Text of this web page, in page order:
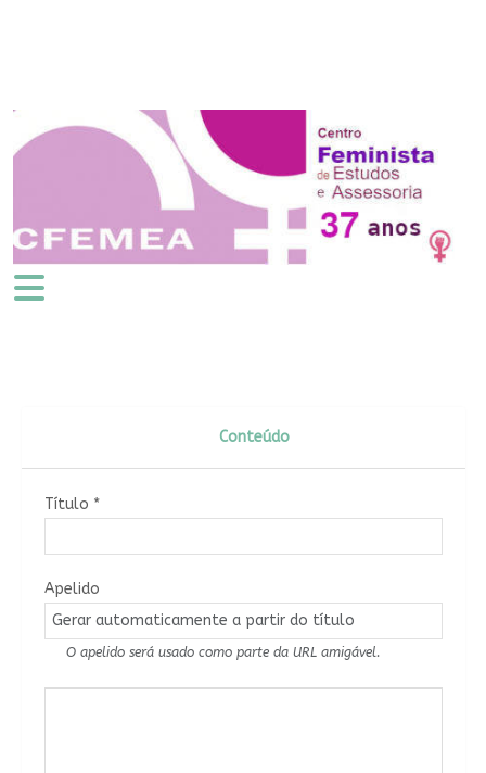
Conteúdo
Título *
Apelido
O apelido será usado como parte da URL amigável.